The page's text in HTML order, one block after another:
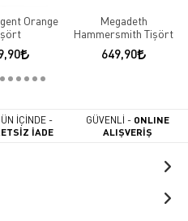
Orange
Megadeth
Hammersmith Tişört
649,90
İÇİNDE -
İADE
GÜVENLİ - ONLINE
ALIŞVERİŞ